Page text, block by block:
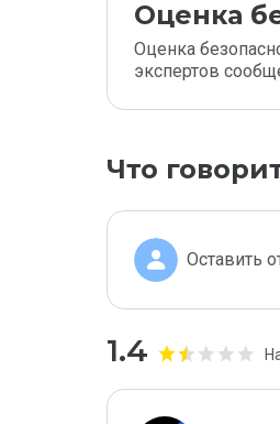
Оценка
Оценка
экспертов
Что
Оставить
1.4